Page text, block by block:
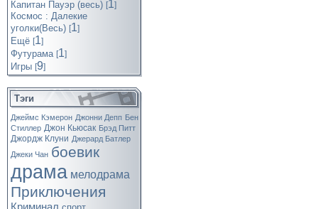
Капитан Пауэр (весь) [1]
Космос : Далекие
уголки(Весь) [1]
Ещё [1]
Футурама [1]
Игры [9]
Тэги
Джеймс Кэмерон Джонни Депп Бен
Стиллер Джон Кьюсак Брэд Питт
Джордж Клуни Джерард Батлер
Джеки Чан боевик
драма мелодрама
Приключения